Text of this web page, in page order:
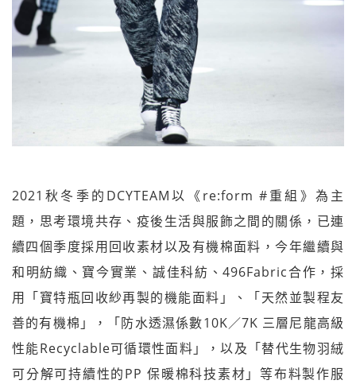
2021秋冬季的DCYTEAM以《re:form #重組》為主
題，思考環境共存、疫後生活與服飾之間的關係，已連
續四個季度採用回收素材以及有機棉面料，今年繼續與
和明紡織、寶今實業、誠佳科紡、496Fabric合作，採
用「寶特瓶回收紗再製的機能面料」、「天然並製程友
善的有機棉」，「防水透濕係數10K／7K 三層尼龍高級
性能Recyclable可循環性面料」，以及「替代生物羽絨
可分解可持續性的PP 保暖棉科技素材」等布料製作服